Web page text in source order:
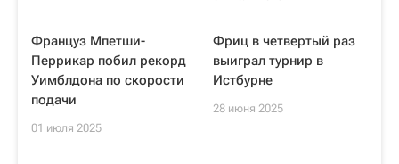
Француз Мпетши-
Перрикар побил рекорд
Уимблдона по скорости
подачи
01 июля 2025
Фриц в четвертый раз
выиграл турнир в
Истбурне
28 июня 2025